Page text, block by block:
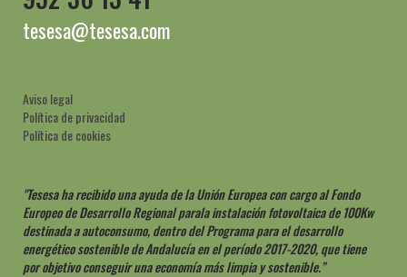
tesesa@tesesa.com
Aviso legal
Política de privacidad
Política de cookies
"Tesesa ha recibido una ayuda de la Unión Europea con cargo al Fondo
Europeo de Desarrollo Regional parala instalación fotovoltaica de 100Kw
destinada a autoconsumo, dentro del Programa para el desarrollo
energético sostenible de Andalucía en el período 2017-2020, que tiene
por objetivo conseguir una economía más limpia y sostenible.”